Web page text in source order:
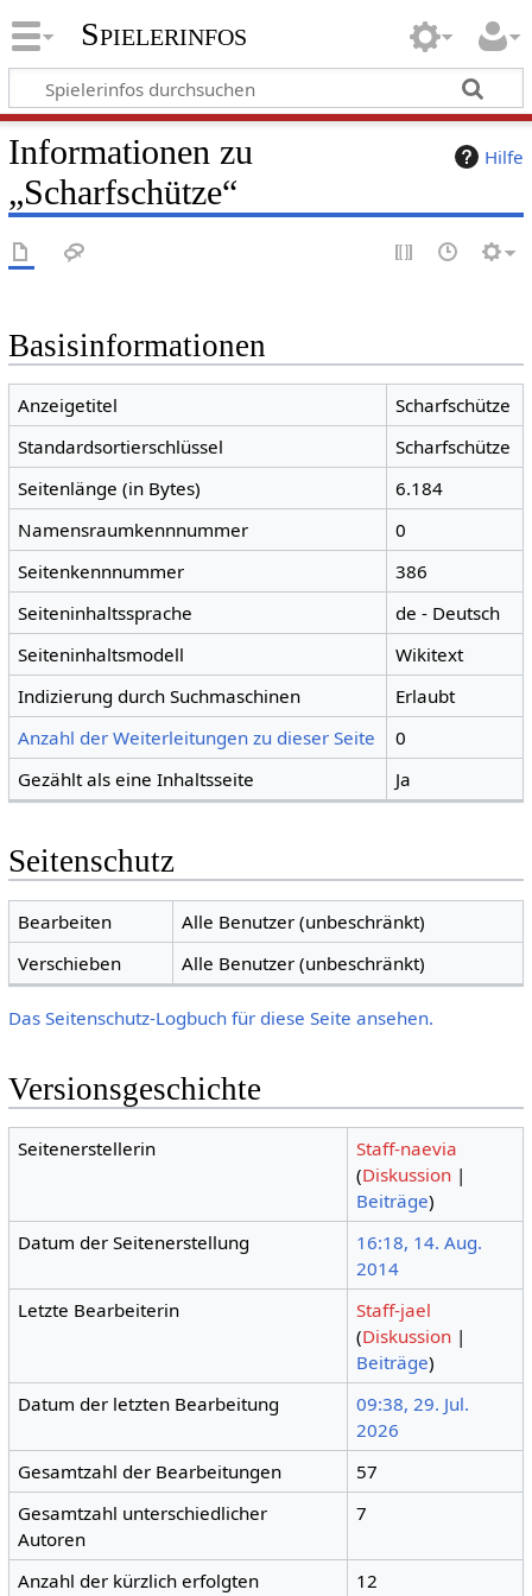
Spielerinfos
Hilfe
Informationen zu
„Scharfschütze“
Basisinformationen
Anzeigetitel
Scharfschütze
Standardsortierschlüssel
Scharfschütze
Seitenlänge (in Bytes)
6.184
Namensraumkennnummer
0
Seitenkennnummer
386
Seiteninhaltssprache
de - Deutsch
Seiteninhaltsmodell
Wikitext
Indizierung durch Suchmaschinen
Erlaubt
Anzahl der Weiterleitungen zu dieser Seite
0
Gezählt als eine Inhaltsseite
Ja
Seitenschutz
Bearbeiten
Alle Benutzer (unbeschränkt)
Verschieben
Alle Benutzer (unbeschränkt)
Das Seitenschutz-Logbuch für diese Seite ansehen.
Versionsgeschichte
Seitenerstellerin
Staff-naevia
(Diskussion |
Beiträge)
Datum der Seitenerstellung
16:18, 14. Aug.
2014
Letzte Bearbeiterin
Staff-jael
(Diskussion |
Beiträge)
Datum der letzten Bearbeitung
09:38, 29. Jul.
2026
Gesamtzahl der Bearbeitungen
57
Gesamtzahl unterschiedlicher
Autoren
7
Anzahl der kürzlich erfolgten
12